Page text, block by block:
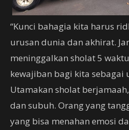
“Kunci bahagia kita harus
urusan dunia dan akhirat.
meninggalkan sholat 5
kewajiban bagi kita sebagai
Utamakan sholat
dan subuh. Orang yang
yang bisa menahan emosi